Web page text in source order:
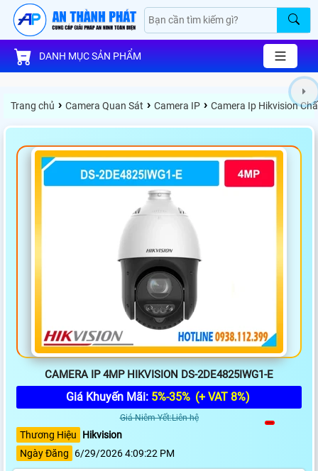
DANH MỤC SẢN PHẨM
Trang chủ › Camera Quan Sát › Camera IP › Camera Ip Hikvision
CAMERA IP 4MP HIKVISION DS-2DE4825IWG1-E
Giá Khuyến Mãi: 5%-35% (+ VAT 8%)
Giá Niêm Yết:Liên hệ
Thương Hiệu
Hikvision
Ngày Đăng
6/29/2026 4:09:22 PM